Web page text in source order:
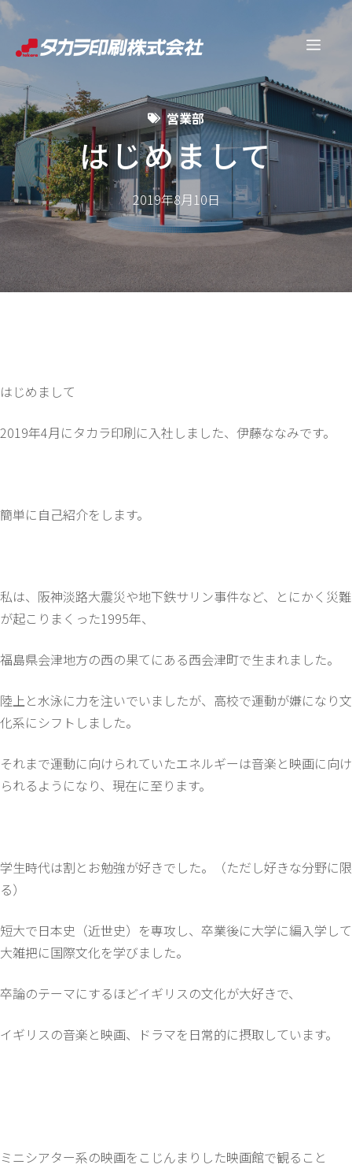
コ
ン
へ
ス
キ
プ
メ
ュ
ー
営業部
はじめまして
2019年8月10日
はじめまして
2019年4月にタカラ印刷に入社しました、伊藤ななみです。
簡単に自己紹介をします。
私は、阪神淡路大震災や地下鉄サリン事件など、とにかく災難
が起こりまくった1995年、
福島県会津地方の西の果てにある西会津町で生まれました。
陸上と水泳に力を注いでいましたが、高校で運動が嫌になり文
化系にシフトしました。
それまで運動に向けられていたエネルギーは音楽と映画に向け
られるようになり、現在に至ります。
学生時代は割とお勉強が好きでした。（ただし好きな分野に限
る）
短大で日本史（近世史）を専攻し、卒業後に大学に編入学して
大雑把に国際文化を学びました。
卒論のテーマにするほどイギリスの文化が大好きで、
イギリスの音楽と映画、ドラマを日常的に摂取しています。
ミニシアター系の映画をこじんまりした映画館で観ること